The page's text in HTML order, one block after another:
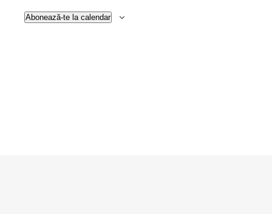
Abonează-te la calendar